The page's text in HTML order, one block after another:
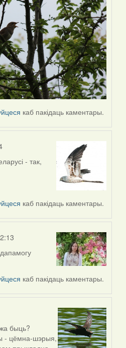
каб пакідаць каментары.
- так,
каб пакідаць каментары.
каб пакідаць каментары.
быць?
- цёмна-шэрыя,